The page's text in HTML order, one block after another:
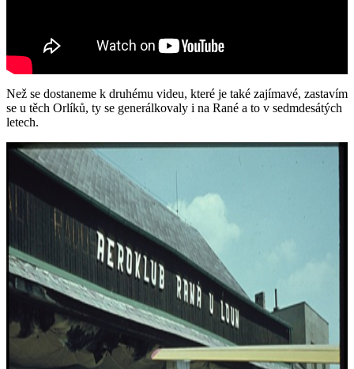
Než se dostaneme k druhému videu, které je také zajímavé, zastavím
se u těch Orlíků, ty se generálkovaly i na Rané a to v sedmdesátých
letech.